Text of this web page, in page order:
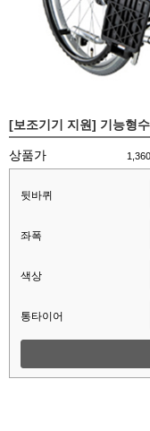
[보조기기 지원] 기능형
상품가
뒷바퀴
좌폭
색상
통타이어